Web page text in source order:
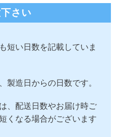
さい
短い日数を記載していま
製造日からの日数です。
、配送日数やお届け時ご
くなる場合がございます